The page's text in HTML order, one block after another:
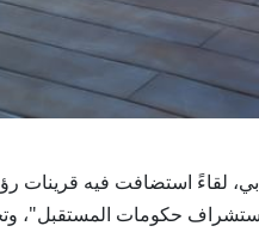
دبي، لقاءً استضافت فيه قرينات
2026 التي تُعقد هذا العام تحت شعار "استشراف